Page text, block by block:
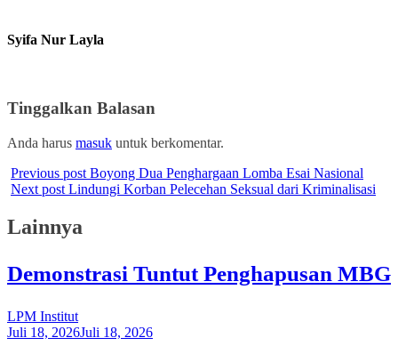
Syifa Nur Layla
Tinggalkan Balasan
Anda harus masuk untuk berkomentar.
Previous post Boyong Dua Penghargaan Lomba Esai Nasional
Next post Lindungi Korban Pelecehan Seksual dari Kriminalisasi
Lainnya
Demonstrasi Tuntut Penghapusan MBG
LPM Institut
Juli 18, 2026Juli 18, 2026